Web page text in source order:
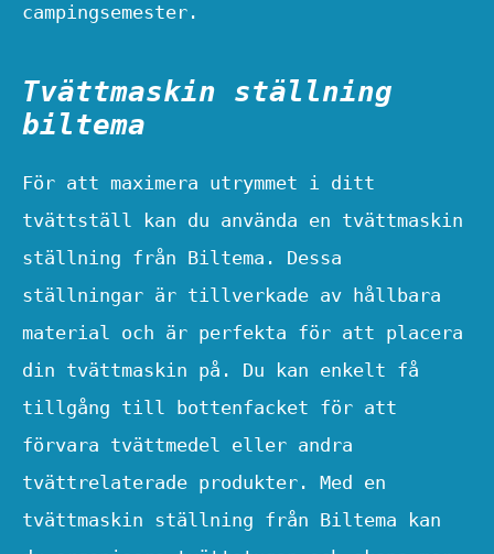
campingsemester.
Tvättmaskin ställning
biltema
För att maximera utrymmet i ditt
tvättställ kan du använda en tvättmaskin
ställning från Biltema. Dessa
ställningar är tillverkade av hållbara
material och är perfekta för att placera
din tvättmaskin på. Du kan enkelt få
tillgång till bottenfacket för att
förvara tvättmedel eller andra
tvättrelaterade produkter. Med en
tvättmaskin ställning från Biltema kan